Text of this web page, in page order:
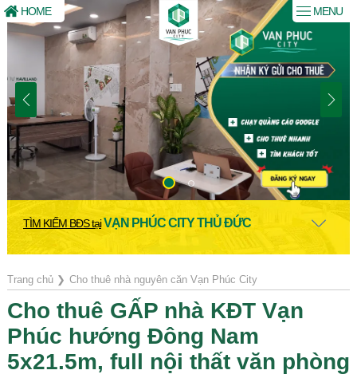
TÌM KIẾM BĐS tạiVẠN PHÚC CITY THỦ ĐỨC
Trang chủ❯ Cho thuê nhà nguyên căn Vạn Phúc City
Cho thuê GẤP nhà KĐT Vạn
Phúc hướng Đông Nam
5x21.5m, full nội thất văn phòng
HOME MENU